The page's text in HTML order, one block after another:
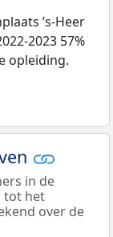
’s-Heer
2023 57%
opleiding.
in de
tot het
over de